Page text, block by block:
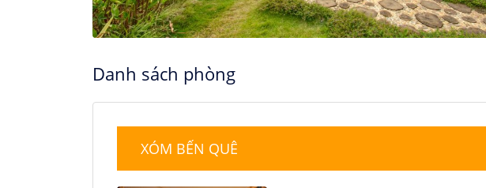
Danh sách phòng
XÓM BẾN QUÊ